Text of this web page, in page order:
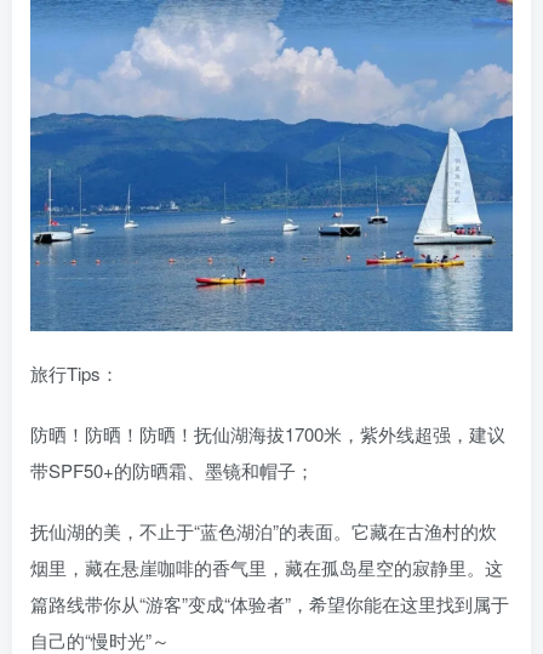
旅行Tips：
防晒！防晒！防晒！抚仙湖海拔1700米，紫外线超强，建议
带SPF50+的防晒霜、墨镜和帽子；
抚仙湖的美，不止于“蓝色湖泊”的表面。它藏在古渔村的炊
烟里，藏在悬崖咖啡的香气里，藏在孤岛星空的寂静里。这
篇路线带你从“游客”变成“体验者”，希望你能在这里找到属于
自己的“慢时光”～